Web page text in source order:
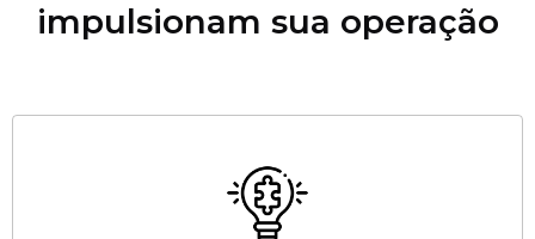
impulsionam sua operação